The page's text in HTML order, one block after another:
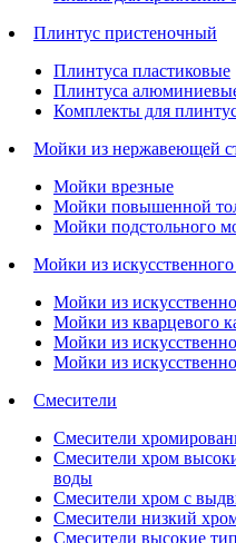
Плинтус пристеночный
Плинтуса пластиковые
Плинтуса
Комплекты для
Мойки из нержавеющей
Мойки врезные
Мойки повышенной
Мойки подстольного
Мойки из
Мойки из
Мойки из кварцевого
Мойки из
Мойки из
Смесители
Смесители
Смесители хром
воды
Смесители хром с
Смесители низкий
Смесители высокие